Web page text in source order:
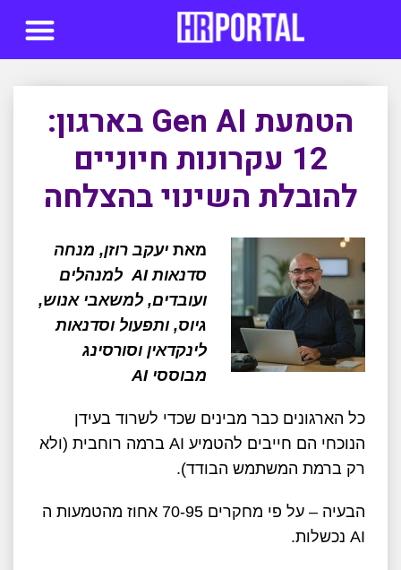
הטמעת Gen AI בארגון:
12 עקרונות חיוניים
להובלת השינוי בהצלחה
מאת יעקב רוזן, מנחה
סדנאות AI למנהלים
ועובדים, למשאבי אנוש,
גיוס, ותפעול וסדנאות
לינקדאין וסורסינג
מבוססי AI
כל הארגונים כבר מבינים שכדי לשרוד בעידן
הנוכחי הם חייבים להטמיע AI ברמה רוחבית (ולא
רק ברמת המשתמש הבודד).
הבעיה – על פי מחקרים 70-95 אחוז מהטמעות ה
AI נכשלות.